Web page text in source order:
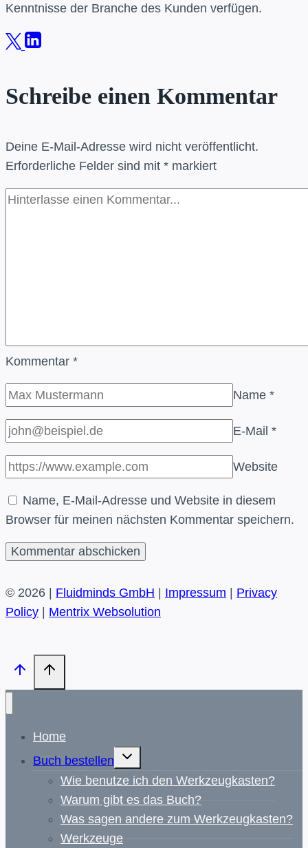
Kenntnisse der Branche des Kunden verfügen.
Schreibe einen Kommentar
Deine E-Mail-Adresse wird nicht veröffentlicht.
Erforderliche Felder sind mit * markiert
Kommentar *
Name *
E-Mail *
Website
Name, E-Mail-Adresse und Website in diesem
Browser für meinen nächsten Kommentar speichern.
© 2026 | Fluidminds GmbH | Impressum | Privacy
Policy | Mentrix Websolution
Home
Buch bestellen
Untermenü
Wie benutze ich den Werkzeugkasten?
Warum gibt es das Buch?
Was sagen andere zum Werkzeugkasten?
Werkzeuge